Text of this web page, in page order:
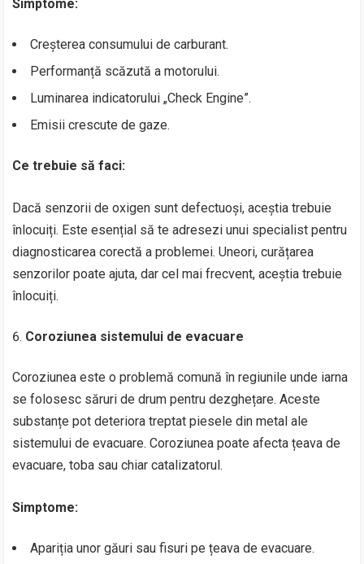
Simptome:
Creșterea consumului de carburant.
Performanță scăzută a motorului.
Luminarea indicatorului „Check Engine”.
Emisii crescute de gaze.
Ce trebuie să faci:
Dacă senzorii de oxigen sunt defectuoși, aceștia trebuie
înlocuiți. Este esențial să te adresezi unui specialist pentru
diagnosticarea corectă a problemei. Uneori, curățarea
senzorilor poate ajuta, dar cel mai frecvent, aceștia trebuie
înlocuiți.
Coroziunea sistemului de evacuare
Coroziunea este o problemă comună în regiunile unde iarna
se folosesc săruri de drum pentru dezghețare. Aceste
substanțe pot deteriora treptat piesele din metal ale
sistemului de evacuare. Coroziunea poate afecta țeava de
evacuare, toba sau chiar catalizatorul.
Simptome:
Apariția unor găuri sau fisuri pe țeava de evacuare.